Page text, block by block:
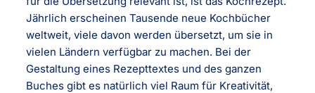
Jährlich erscheinen Tausende neue Kochbücher
weltweit, viele davon werden übersetzt, um sie in
vielen Ländern verfügbar zu machen. Bei der
Gestaltung eines Rezepttextes und des ganzen
Buches gibt es natürlich viel Raum für Kreativität,